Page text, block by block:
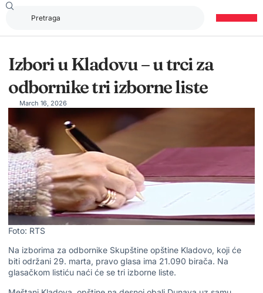
Izbori u Kladovu – u trci za
odbornike tri izborne liste
March 16, 2026
Foto: RTS
Na izborima za odbornike Skupštine opštine Kladovo, koji će
biti održani 29. marta, pravo glasa ima 21.090 birača. Na
glasačkom listiću naći će se tri izborne liste.